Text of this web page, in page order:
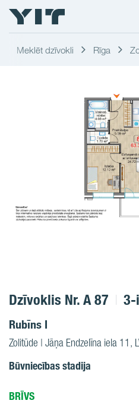
Meklēt dzīvokli Rīga
Dzīvoklis Nr. A 87 3-
Rubīns I
Zolitūde | Jāņa Endzelīna iela 11,
Būvniecības stadija
BRĪVS